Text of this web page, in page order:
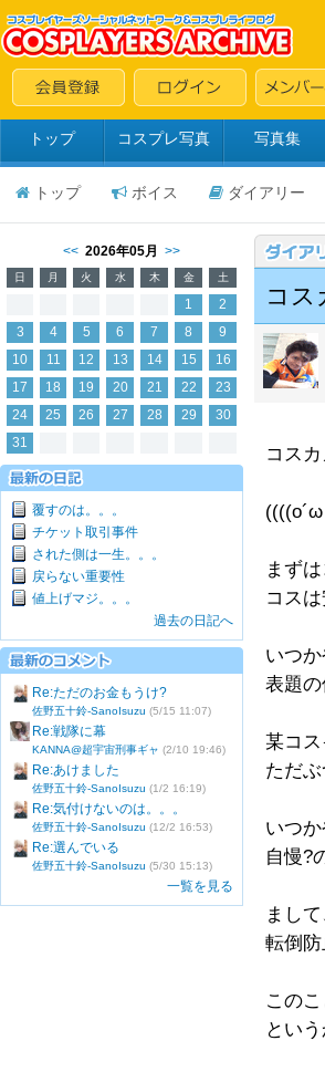
トップ コスプレ写真 写真集
トップ ボイス ダイアリー
<< 2026年05月 >>
日 月 火 水 木 金 土
1
2
3
4 5 6 7 8
9
10
11 12 13 14 15
16
17
18 19 20 21 22
23
24
25 26 27 28 29
30
31
覆すのは。。。
チケット取引事件
された側は一生。。。
戻らない重要性
値上げマジ。。。
過去の日記へ
Re:ただのお金もうけ?
佐野五十鈴-SanoIsuzu (5/15 11:07)
Re:戦隊に幕
KANNA@超宇宙刑事ギャ (2/10 19:46)
Re:あけました
佐野五十鈴-SanoIsuzu (1/2 16:19)
Re:気付けないのは。。。
佐野五十鈴-SanoIsuzu (12/2 16:53)
Re:選んでいる
佐野五十鈴-SanoIsuzu (5/30 15:13)
一覧を見る
コス
コス
まず
コス
いつ
表題
某コ
ただ
いつ
自慢?
まし
転倒
この
とい